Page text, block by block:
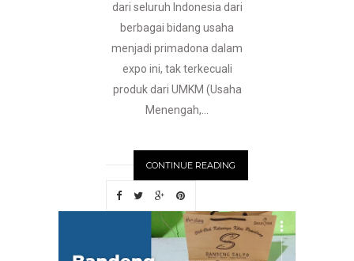
dari seluruh Indonesia dari
berbagai bidang usaha
menjadi primadona dalam
expo ini, tak terkecuali
produk dari UMKM (Usaha
Menengah,...
CONTINUE READING